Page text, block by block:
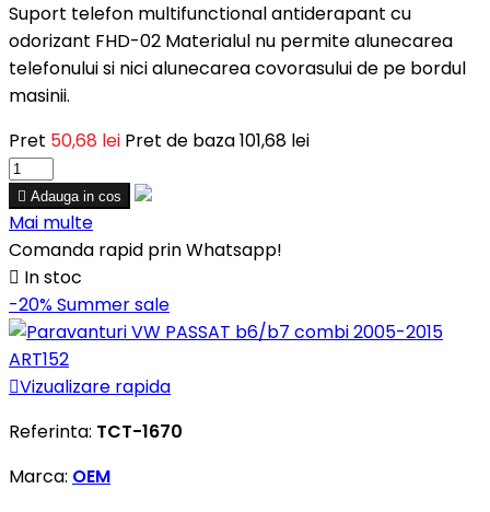
Suport telefon multifunctional antiderapant cu
odorizant FHD-02 Materialul nu permite alunecarea
telefonului si nici alunecarea covorasului de pe bordul
masinii.
Pret 50,68 lei Pret de baza101,68 lei
 Adauga in cos
Mai multe
Comanda rapid prin Whatsapp!
 In stoc
-20%Summer sale
Vizualizare rapida
Referinta: TCT-1670
Marca: OEM